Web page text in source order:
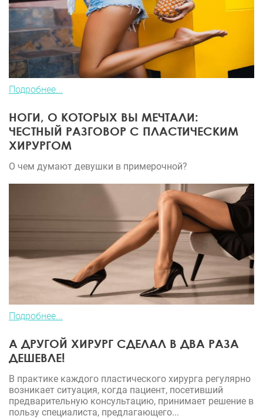
Подробнее...
НОГИ, О КОТОРЫХ ВЫ МЕЧТАЛИ:
ЧЕСТНЫЙ РАЗГОВОР С ПЛАСТИЧЕСКИМ
ХИРУРГОМ
О чем думают девушки в примерочной?
Подробнее...
А ДРУГОЙ ХИРУРГ СДЕЛАЛ В ДВА РАЗА
ДЕШЕВЛЕ!
В практике каждого пластического хирурга регулярно
возникает ситуация, когда пациент, посетивший
предварительную консультацию, принимает решение в
пользу специалиста, предлагающего...